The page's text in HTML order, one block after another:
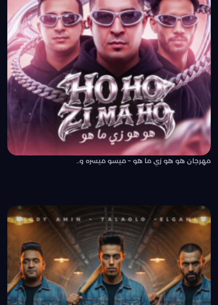
مهرجان هو هو زي ما هو – ميسو ميسره و..